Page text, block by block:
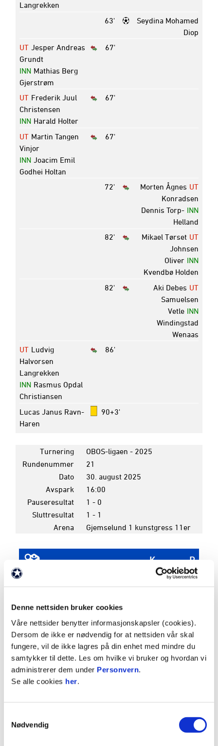
Denne nettsiden bruker cookies
Våre nettsider benytter informasjonskapsler (cookies).
Dersom de ikke er nødvendig for at nettsiden vår skal
fungere, vil de ikke lagres på din enhet med mindre du
samtykker til dette. Les om hvilke vi bruker og hvordan vi
administrerer dem under Personvern.
Se alle cookies her.
Nødvendig
Langrekken
63'
Seydina Mohamed
Diop
67'
UT Jesper Andreas
Grundt
INN Mathias Berg
Gjerstrøm
67'
UT Frederik Juul
Christensen
INN Harald Holter
67'
UT Martin Tangen
Vinjor
INN Joacim Emil
Godhei Holtan
72'
UT
Morten Ågnes
Konradsen
INN
Dennis Torp-
Helland
82'
UT
Mikael Tørset
Johnsen
INN
Oliver
Kvendbø Holden
82'
UT
Aki Debes
Samuelsen
INN
Vetle
Windingstad
Wenaas
86'
UT Ludvig
Halvorsen
Langrekken
INN Rasmus Opdal
Christiansen
90+3'
Lucas Janus Ravn-
Haren
Turnering
OBOS-ligaen - 2025
Rundenummer
21
Dato
30. august 2025
Avspark
16:00
Pauseresultat
1 - 0
Sluttresultat
1 - 1
Arena
Gjemselund 1 kunstgress 11er
K P
34
4
STRØMSGODSET
5 ODD 16 28
Se hele tabellen
5